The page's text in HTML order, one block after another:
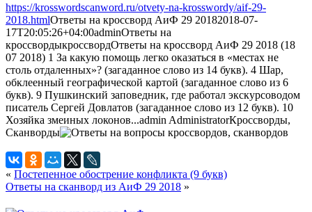
https://krosswordscanword.ru/otvety-na-krosswordy/aif-29-
2018.htmlОтветы на кроссворд АиФ 29 20182018-07-
17T20:05:26+04:00adminОтветы на
кроссвордыкроссвордОтветы на кроссворд АиФ 29 2018 (18
07 2018) 1 За какую помощь легко оказаться в «местах не
столь отдаленных»? (загаданное слово из 14 букв). 4 Шар,
обклеенный географической картой (загаданное слово из 6
букв). 9 Пушкинский заповедник, где работал экскурсоводом
писатель Сергей Довлатов (загаданное слово из 12 букв). 10
Хозяйка змеиных локонов...admin AdministratorКроссворды,
Сканворды
« Постепенное обострение конфликта (9 букв)
Ответы на сканворд из АиФ 29 2018 »